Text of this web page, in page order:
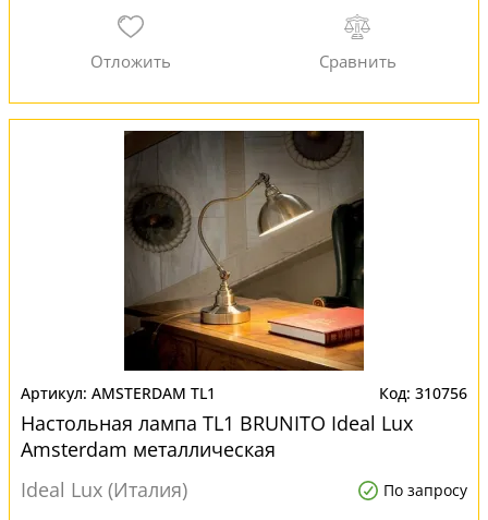
AMSTERDAM TL1 310756
Настольная лампа TL1 BRUNITO Ideal Lux
Amsterdam металлическая
Ideal Lux (Италия)
По запросу